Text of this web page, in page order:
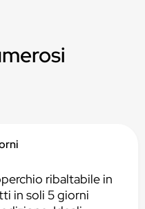
ribaltabile in
in soli 5 giorni